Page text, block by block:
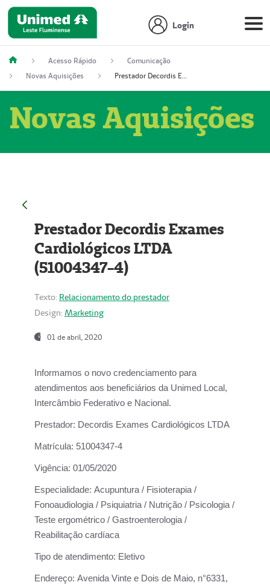
Login
Acesso Rápido
Comunicação
Novas Aquisições
Prestador Decordis Exames Cardiológicos LTDA (51004347-4)
Novas Aquisições
Prestador Decordis Exames
Cardiológicos LTDA
(51004347-4)
Texto: Relacionamento do prestador
Design: Marketing
01 de abril, 2020
Informamos o novo credenciamento para
atendimentos aos beneficiários da Unimed Local,
Intercâmbio Federativo e Nacional.
Prestador: Decordis Exames Cardiológicos LTDA
Matrícula: 51004347-4
Vigência: 01/05/2020
Especialidade: Acupuntura / Fisioterapia /
Fonoaudiologia / Psiquiatria / Nutrição / Psicologia /
Teste ergométrico / Gastroenterologia /
Reabilitação cardíaca
Tipo de atendimento: Eletivo
Endereço: Avenida Vinte e Dois de Maio, n°6331,